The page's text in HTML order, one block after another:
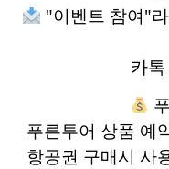
"이벤트 참여"
카
푸른투어 상품 예
항공권 구매시 사